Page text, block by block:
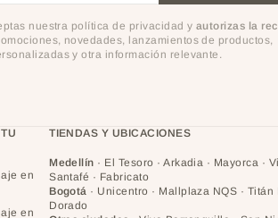
nuestra política de privacidad y autorizas la
novedades, lanzamientos de productos,
y otra información relevante.
en
en
TIENDAS Y UBICACIONES
Medellín · El Tesoro · Arkadia · Mayorca ·
Santafé · Fabricato
Bogotá · Unicentro · Mallplaza NQS ·
Dorado